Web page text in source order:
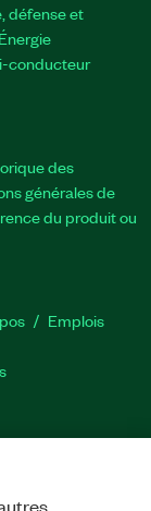
défense et
Énergie​
conducteur
des
générales de
du produit ou
Emplois